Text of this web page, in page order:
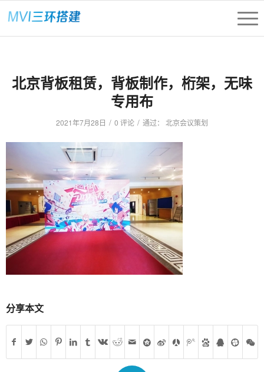
北京背板租赁，背板制作，桁架，无味
专用布
2021年7月28日 / 0 评论 / 通过： 北京会议策划
分享本文